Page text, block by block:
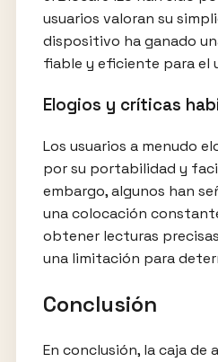
usuarios valoran su
dispositivo ha ganado
fiable y eficiente para el
Elogios y críticas
Los usuarios a menudo
por su portabilidad y
embargo, algunos han
una colocación
obtener lecturas
una limitación para
Conclusión
En conclusión, la caja de